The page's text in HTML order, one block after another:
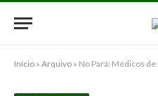
Início » Arquivo » No Pará: Médicos